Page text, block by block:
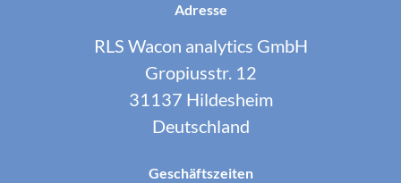
Adresse
RLS Wacon analytics GmbH
Gropiusstr. 12
31137 Hildesheim
Deutschland
Geschäftszeiten